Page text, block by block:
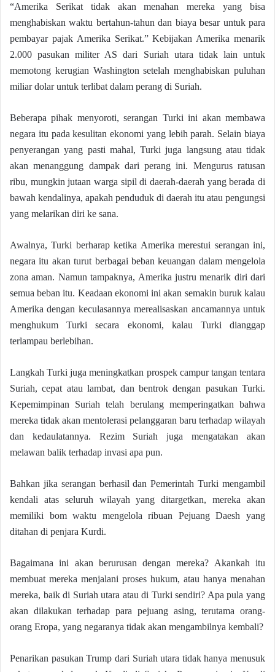
“Amerika Serikat tidak akan menahan mereka yang bisa
menghabiskan waktu bertahun-tahun dan biaya besar untuk para
pembayar pajak Amerika Serikat.” Kebijakan Amerika menarik
2.000 pasukan militer AS dari Suriah utara tidak lain untuk
memotong kerugian Washington setelah menghabiskan puluhan
miliar dolar untuk terlibat dalam perang di Suriah.
Beberapa pihak menyoroti, serangan Turki ini akan membawa
negara itu pada kesulitan ekonomi yang lebih parah. Selain biaya
penyerangan yang pasti mahal, Turki juga langsung atau tidak
akan menanggung dampak dari perang ini. Mengurus ratusan
ribu, mungkin jutaan warga sipil di daerah-daerah yang berada di
bawah kendalinya, apakah penduduk di daerah itu atau pengungsi
yang melarikan diri ke sana.
Awalnya, Turki berharap ketika Amerika merestui serangan ini,
negara itu akan turut berbagai beban keuangan dalam mengelola
zona aman. Namun tampaknya, Amerika justru menarik diri dari
semua beban itu. Keadaan ekonomi ini akan semakin buruk kalau
Amerika dengan keculasannya merealisaskan ancamannya untuk
menghukum Turki secara ekonomi, kalau Turki dianggap
terlampau berlebihan.
Langkah Turki juga meningkatkan prospek campur tangan tentara
Suriah, cepat atau lambat, dan bentrok dengan pasukan Turki.
Kepemimpinan Suriah telah berulang memperingatkan bahwa
mereka tidak akan mentolerasi pelanggaran baru terhadap wilayah
dan kedaulatannya. Rezim Suriah juga mengatakan akan
melawan balik terhadap invasi apa pun.
Bahkan jika serangan berhasil dan Pemerintah Turki mengambil
kendali atas seluruh wilayah yang ditargetkan, mereka akan
memiliki bom waktu mengelola ribuan Pejuang Daesh yang
ditahan di penjara Kurdi.
Bagaimana ini akan berurusan dengan mereka? Akankah itu
membuat mereka menjalani proses hukum, atau hanya menahan
mereka, baik di Suriah utara atau di Turki sendiri? Apa pula yang
akan dilakukan terhadap para pejuang asing, terutama orang-
orang Eropa, yang negaranya tidak akan mengambilnya kembali?
Penarikan pasukan Trump dari Suriah utara tidak hanya menusuk